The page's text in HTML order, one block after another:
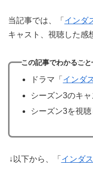
当記事では、「 インダ
キャスト、視聴した感
この記事でわかること
ドラマ「 インダ
シーズン3のキャ
シーズン3を視
↓以下から、「 インダ